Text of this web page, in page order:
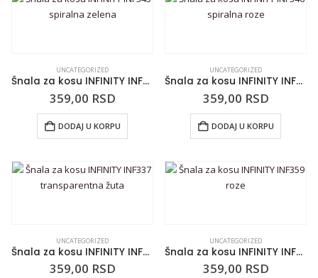
UNCATEGORIZED
Šnala za kosu INFINITY INF345 spiralna zelena
359,00 RSD
DODAJ U KORPU
UNCATEGORIZED
Šnala za kosu INFINITY INF346 spiralna roze
359,00 RSD
DODAJ U KORPU
UNCATEGORIZED
Šnala za kosu INFINITY INF337 transparentna žuta
359,00 RSD
UNCATEGORIZED
Šnala za kosu INFINITY INF359 roze
359,00 RSD